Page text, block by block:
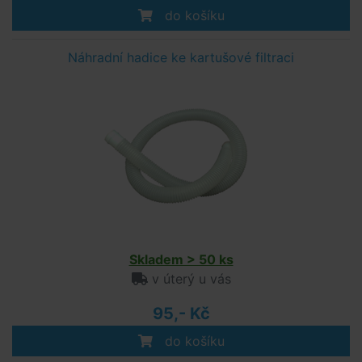
do košíku
Náhradní hadice ke kartušové filtraci
Skladem > 50 ks
v úterý u vás
95,- Kč
do košíku